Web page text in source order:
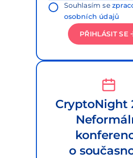
Souhlasím se
osobních údajů
PŘIHLÁSIT SE
CryptoNight
o